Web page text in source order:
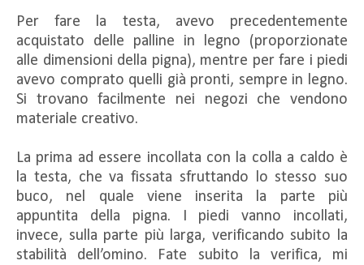
Per fare la testa, avevo precedentemente
acquistato delle palline in legno (proporzionate
alle dimensioni della pigna), mentre per fare i piedi
avevo comprato quelli già pronti, sempre in legno.
Si trovano facilmente nei negozi che vendono
materiale creativo.
La prima ad essere incollata con la colla a caldo è
la testa, che va fissata sfruttando lo stesso suo
buco, nel quale viene inserita la parte più
appuntita della pigna. I piedi vanno incollati,
invece, sulla parte più larga, verificando subito la
stabilità dell’omino. Fate subito la verifica, mi